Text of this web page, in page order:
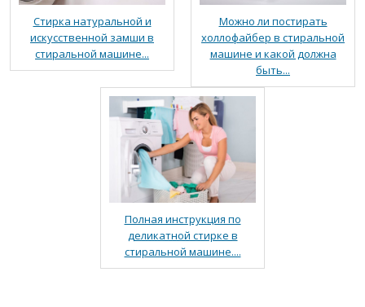
Стирка натуральной и
искусственной замши в
стиральной машине...
Можно ли постирать
холлофайбер в стиральной
машине и какой должна
быть...
Полная инструкция по
деликатной стирке в
стиральной машине....